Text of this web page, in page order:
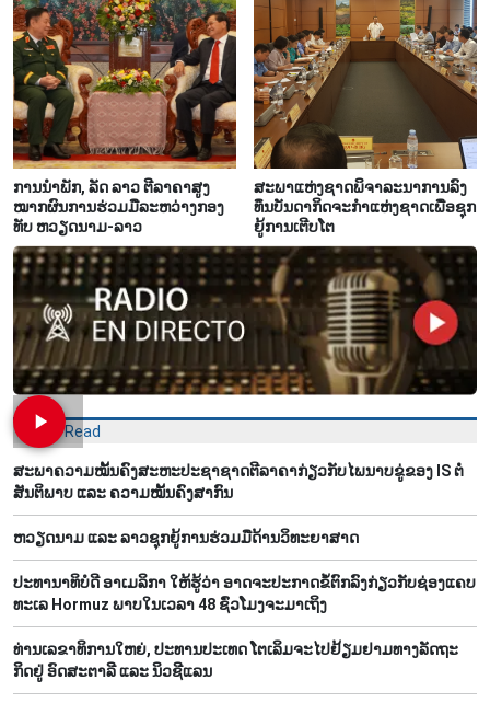
ການ​ນຳ​ພັກ, ລັດ ລາວ ຕີ​ລາ​ຄາ​ສູງ​
ໝາກ​ຜົນ​ການ​ຮ່ວມ​ມື​ລະ​ຫວ່າງກອງ​
ທັບ ຫວຽດ​ນາມ-ລາວ
ສະ​ພາ​ແຫ່ງ​ຊາດ​ພິ​ຈາ​ລະ​ນາ​​ການລົງ​
ທຶນ​ບັນ​ດາ​ກິດ​ຈະ​ກຳ​ແຫ່ງ​ຊາດ​ເພື່ອ​ຊຸກ​
ຍູ້​ການ​ເຕີບ​ໂຕ
Most Read
ສະພາຄວາມໝັ້ນຄົງສະຫະປະຊາຊາດຕີລາຄາກ່ຽວກັບໄພນາບຂູ່ຂອງ IS ຕໍ່
ສັນຕິພາບ ແລະ ຄວາມໝັ້ນຄົງສາກົນ
ຫວຽດ​ນາມ ແລະ ລາວ​ຊຸກ​ຍູ້​ການ​ຮ່ວມ​ມື​ດ້ານວ​ິ​ທະ​ຍາ​ສາດ
ປະທານາທິບໍດີ ອາເມລິກາ ໃຫ້ຮູ້ວ່າ ອາດຈະປະກາດຂໍ້ຕົກລົງກ່ຽວກັບຊ່ອງແຄບ
ທະເລ Hormuz ພາບໃນເວລາ 48 ຊົ່ວໂມງຈະມາເຖິງ
ທ່ານ​ເລ​ຂາ​ທິ​ການ​ໃຫຍ່, ປ​ະ​ທານ​ປະ​ເທດ ໂຕ​ເລິມ​ຈະ​ໄປ​ຢ້ຽມ​ຢາມ​ທາງ​ລັດ​ຖະ​
ກິດ​ຢູ່ ອົດ​ສະ​ຕາ​ລີ ແລະ ນິວ​ຊີ​ແລນ